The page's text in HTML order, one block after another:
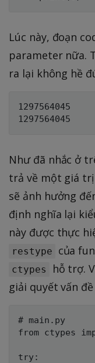
Lúc này, đoạn
parameter nữa.
ra lại không hề
1297564045
Như đã nhắc ở
trả về một giá trị
sẽ ảnh hưởng
định nghĩa lại
này được thực
restype của
ctypes
hỗ trợ.
giải quyết vấn
# main.py
from ctypes
try: